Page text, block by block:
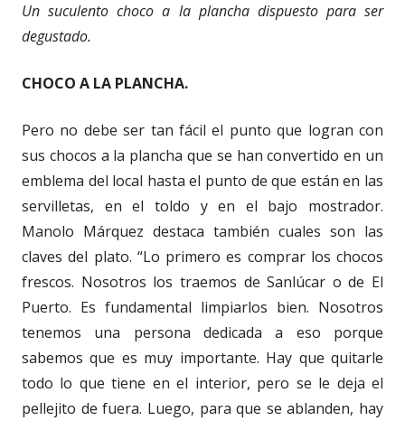
Un suculento choco a la plancha dispuesto para ser
degustado.
CHOCO A LA PLANCHA.
Pero no debe ser tan fácil el punto que logran con
sus chocos a la plancha que se han convertido en un
emblema del local hasta el punto de que están en las
servilletas, en el toldo y en el bajo mostrador.
Manolo Márquez destaca también cuales son las
claves del plato. “Lo primero es comprar los chocos
frescos. Nosotros los traemos de Sanlúcar o de El
Puerto. Es fundamental limpiarlos bien. Nosotros
tenemos una persona dedicada a eso porque
sabemos que es muy importante. Hay que quitarle
todo lo que tiene en el interior, pero se le deja el
pellejito de fuera. Luego, para que se ablanden, hay